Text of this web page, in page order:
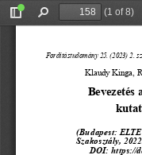
Toggle
Find
(1 of 8)
Fordítástudomány 25. (2023) 2.
Klaudy Kinga,
Bevezetés
(Budapest:
Szakosztály,
DOI: https://